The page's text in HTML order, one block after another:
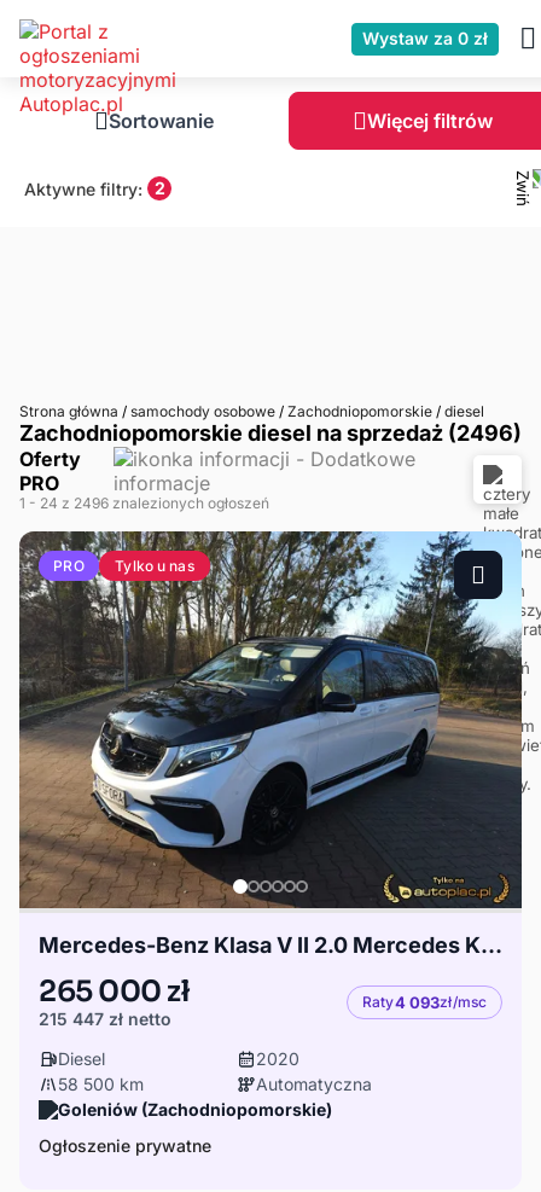
Wystaw za 0 zł
Sortowanie Więcej filtrów
Aktywne filtry: 2
Strona główna / samochody osobowe / Zachodniopomorskie / diesel
Zachodniopomorskie diesel na sprzedaż (2496)
Oferty
PRO
1 - 24 z 2496 znalezionych ogłoszeń
PRO Tylko u nas
Mercedes-Benz Klasa V II 2.0 Mercedes Klasy 300d-Bodykit Topcar
265 000 zł
215 447 zł netto
Raty4 093zł/msc
Diesel
2020
58 500 km
Automatyczna
Goleniów (Zachodniopomorskie)
Ogłoszenie prywatne